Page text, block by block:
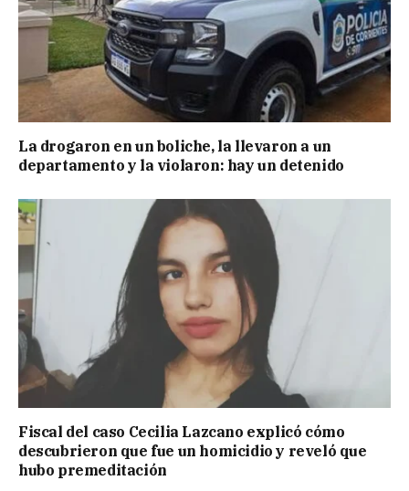
La drogaron en un boliche, la llevaron a un
departamento y la violaron: hay un detenido
Fiscal del caso Cecilia Lazcano explicó cómo
descubrieron que fue un homicidio y reveló que
hubo premeditación